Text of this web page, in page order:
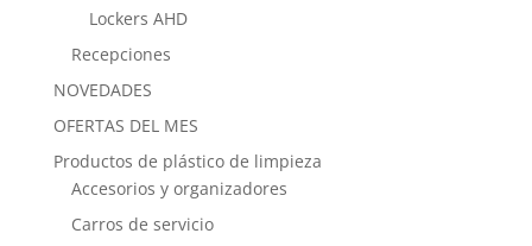
Lockers AHD
Recepciones
NOVEDADES
OFERTAS DEL MES
Productos de plástico de limpieza
Accesorios y organizadores
Carros de servicio